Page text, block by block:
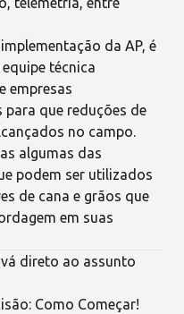
da AP, é
técnica
empresas
para que reduções de
no campo.
algumas das
podem ser utilizados
de cana e grãos que
em suas
direto ao assunto
Como Começar!